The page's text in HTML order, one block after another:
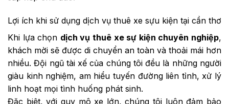
Lợi ích khi sử dụng dịch vụ thuê xe sựu kiện tại cần thơ
Khi lựa chọn dịch vụ thuê xe sự kiện chuyên nghiệp,
khách mời sẽ được di chuyển an toàn và thoải mái hơn
nhiều. Đội ngũ tài xế của chúng tôi đều là những người
giàu kinh nghiệm, am hiểu tuyến đường liên tỉnh, xử lý
linh hoạt mọi tình huống phát sinh.
Đặc biệt, với quy mô xe lớn, chúng tôi luôn đảm bảo